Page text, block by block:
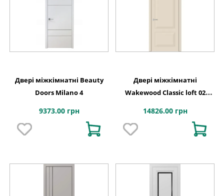
Двері міжкімнатні Beauty
Doors Milano 4
9373.00 грн
Двері міжкімнатні
Wakewood Classic loft 02
14826.00 грн